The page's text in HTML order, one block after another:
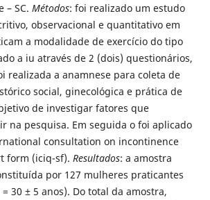
– SC. Métodos: foi realizado um estudo
observacional e quantitativo em
a modalidade de exercício do tipo
a iu através de 2 (dois) questionários,
realizada a anamnese para coleta de
social, ginecológica e prática de
de investigar fatores que
na pesquisa. Em seguida o foi aplicado
consultation on incontinence
form (iciq-sf). Resultados: a amostra
por 127 mulheres praticantes
30 ± 5 anos). Do total da amostra,